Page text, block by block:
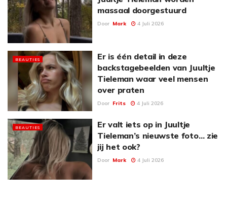
massaal doorgestuurd
Door Mark 4 Juli 2026
BEAUTIES
Er is één detail in deze
backstagebeelden van Juultje
Tieleman waar veel mensen
over praten
Door Frits 4 Juli 2026
BEAUTIES
Er valt iets op in Juultje
Tieleman’s nieuwste foto… zie
jij het ook?
Door Mark 4 Juli 2026